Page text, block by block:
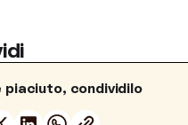
piaciuto, condividilo